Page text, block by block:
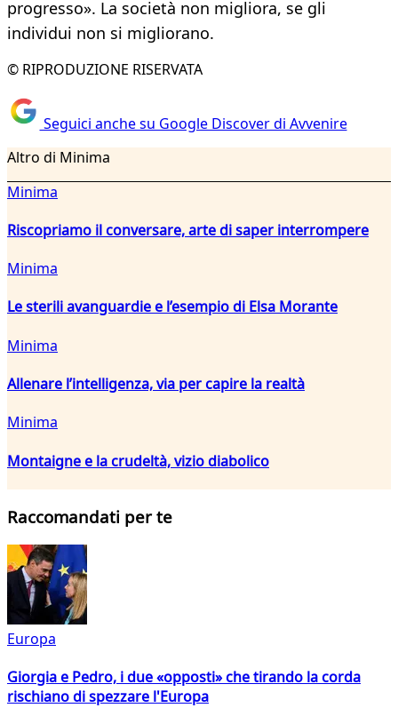
progresso». La società non migliora, se gli
individui non si migliorano.
© RIPRODUZIONE RISERVATA
Seguici anche su Google Discover di Avvenire
Altro di Minima
Minima
Riscopriamo il conversare, arte di saper interrompere
Minima
Le sterili avanguardie e l’esempio di Elsa Morante
Minima
Allenare l’intelligenza, via per capire la realtà
Minima
Montaigne e la crudeltà, vizio diabolico
Raccomandati per te
Europa
Giorgia e Pedro, i due «opposti» che tirando la corda
rischiano di spezzare l'Europa